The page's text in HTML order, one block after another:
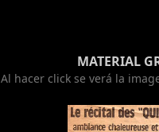
MATERIAL
Al hacer click se verá la